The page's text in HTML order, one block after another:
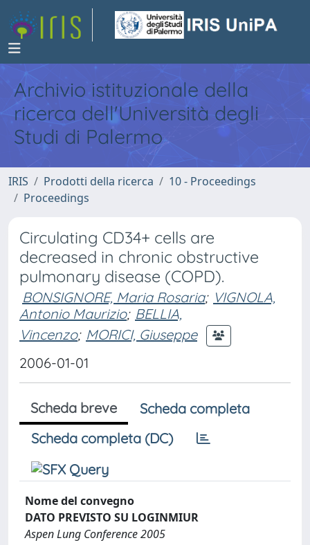
Archivio istituzionale della
ricerca dell'Università degli
Studi di Palermo
IRIS Prodotti della ricerca
10 - Proceedings
Proceedings
Circulating CD34+ cells are
decreased in chronic obstructive
pulmonary disease (COPD).
BONSIGNORE, Maria Rosaria; VIGNOLA,
Antonio Maurizio; BELLIA,
Vincenzo; MORICI, Giuseppe
2006-01-01
Scheda breve
Scheda completa
Scheda completa (DC)
Nome del convegno
DATO PREVISTO SU LOGINMIUR
Aspen Lung Conference 2005